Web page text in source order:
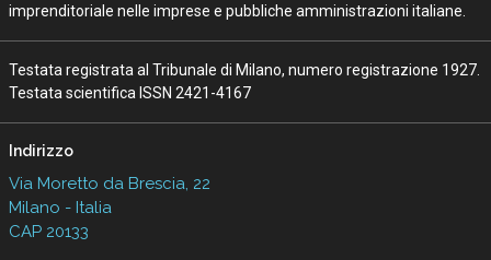
imprenditoriale nelle imprese e pubbliche amministrazioni italiane.
Testata registrata al Tribunale di Milano, numero registrazione 1927.
Testata scientifica ISSN 2421-4167
Indirizzo
Via Moretto da Brescia, 22
Milano - Italia
CAP 20133